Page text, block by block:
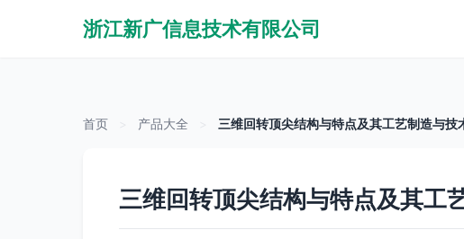
浙江新广信息技术有限公司
首页 产品大全 三维回转顶尖结构与特点及其工艺制造与技
三维回转顶尖结构与特点及其工